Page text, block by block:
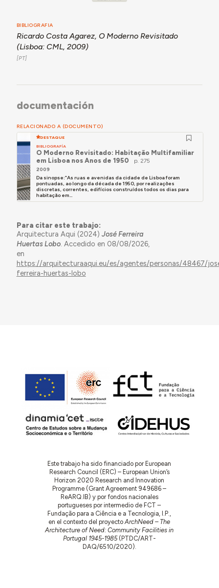
apresentou, com João Simões e Castro Rodrigues,
a tese “O Alojamento Colectivo”, inserida no “Tema
II – O Problema Português da Habitação”.
- Co-autor, com João Simões, Castro Rodrigues,
de um “Conjunto Residencial para a Av. Estados
Unidos da América”, publ. in “Arquitectura” nº50-51
Novembro-Dezembro 1953, não construído.
- Co-autor, com João Simões, do projecto do
edifício de habitação multifamiliar na R. Padre
António Vieira 8, Lisboa 1958."
in Ricardo Costa Agarez,
BIBLIOGRAFIA
Ricardo Costa Agarez, O Moderno Revisitado
(Lisboa: CML, 2009)
documentación
RELACIONADO A (DOCUMENTO)
DESTAQUE
BIBLIOGRAFÍA
O Moderno Revisitado: Habitação Multifamiliar
em Lisboa nos Anos de 1950
p. 275
2009
Da sinopse:"As ruas e avenidas da cidade de Lisboa foram
pontuadas, ao longo da década de 1950, por realizações
discretas, correntes, edifícios construídos todos os dias para
habitação em...
Para citar este trabajo:
Arquitectura Aqui (2024) José Ferreira
Huertas Lobo. Accedido en 08/08/2026,
en
https://arquitecturaaqui.eu/es/agentes/personas/48467/
ferreira-huertas-lobo
Este trabajo ha sido financiado por European
Research Council (ERC) – European Union’s
Horizon 2020 Research and Innovation
Programme (Grant Agreement 949686 –
ReARQ.IB) y por fondos nacionales
portugueses por intermedio de FCT –
Fundação para a Ciência e a Tecnologia, I.P.,
en el contexto del proyectoArchNeed – The
Architecture of Need: Community Facilities in
Portugal 1945-1985(PTDC/ART-
DAQ/6510/2020).